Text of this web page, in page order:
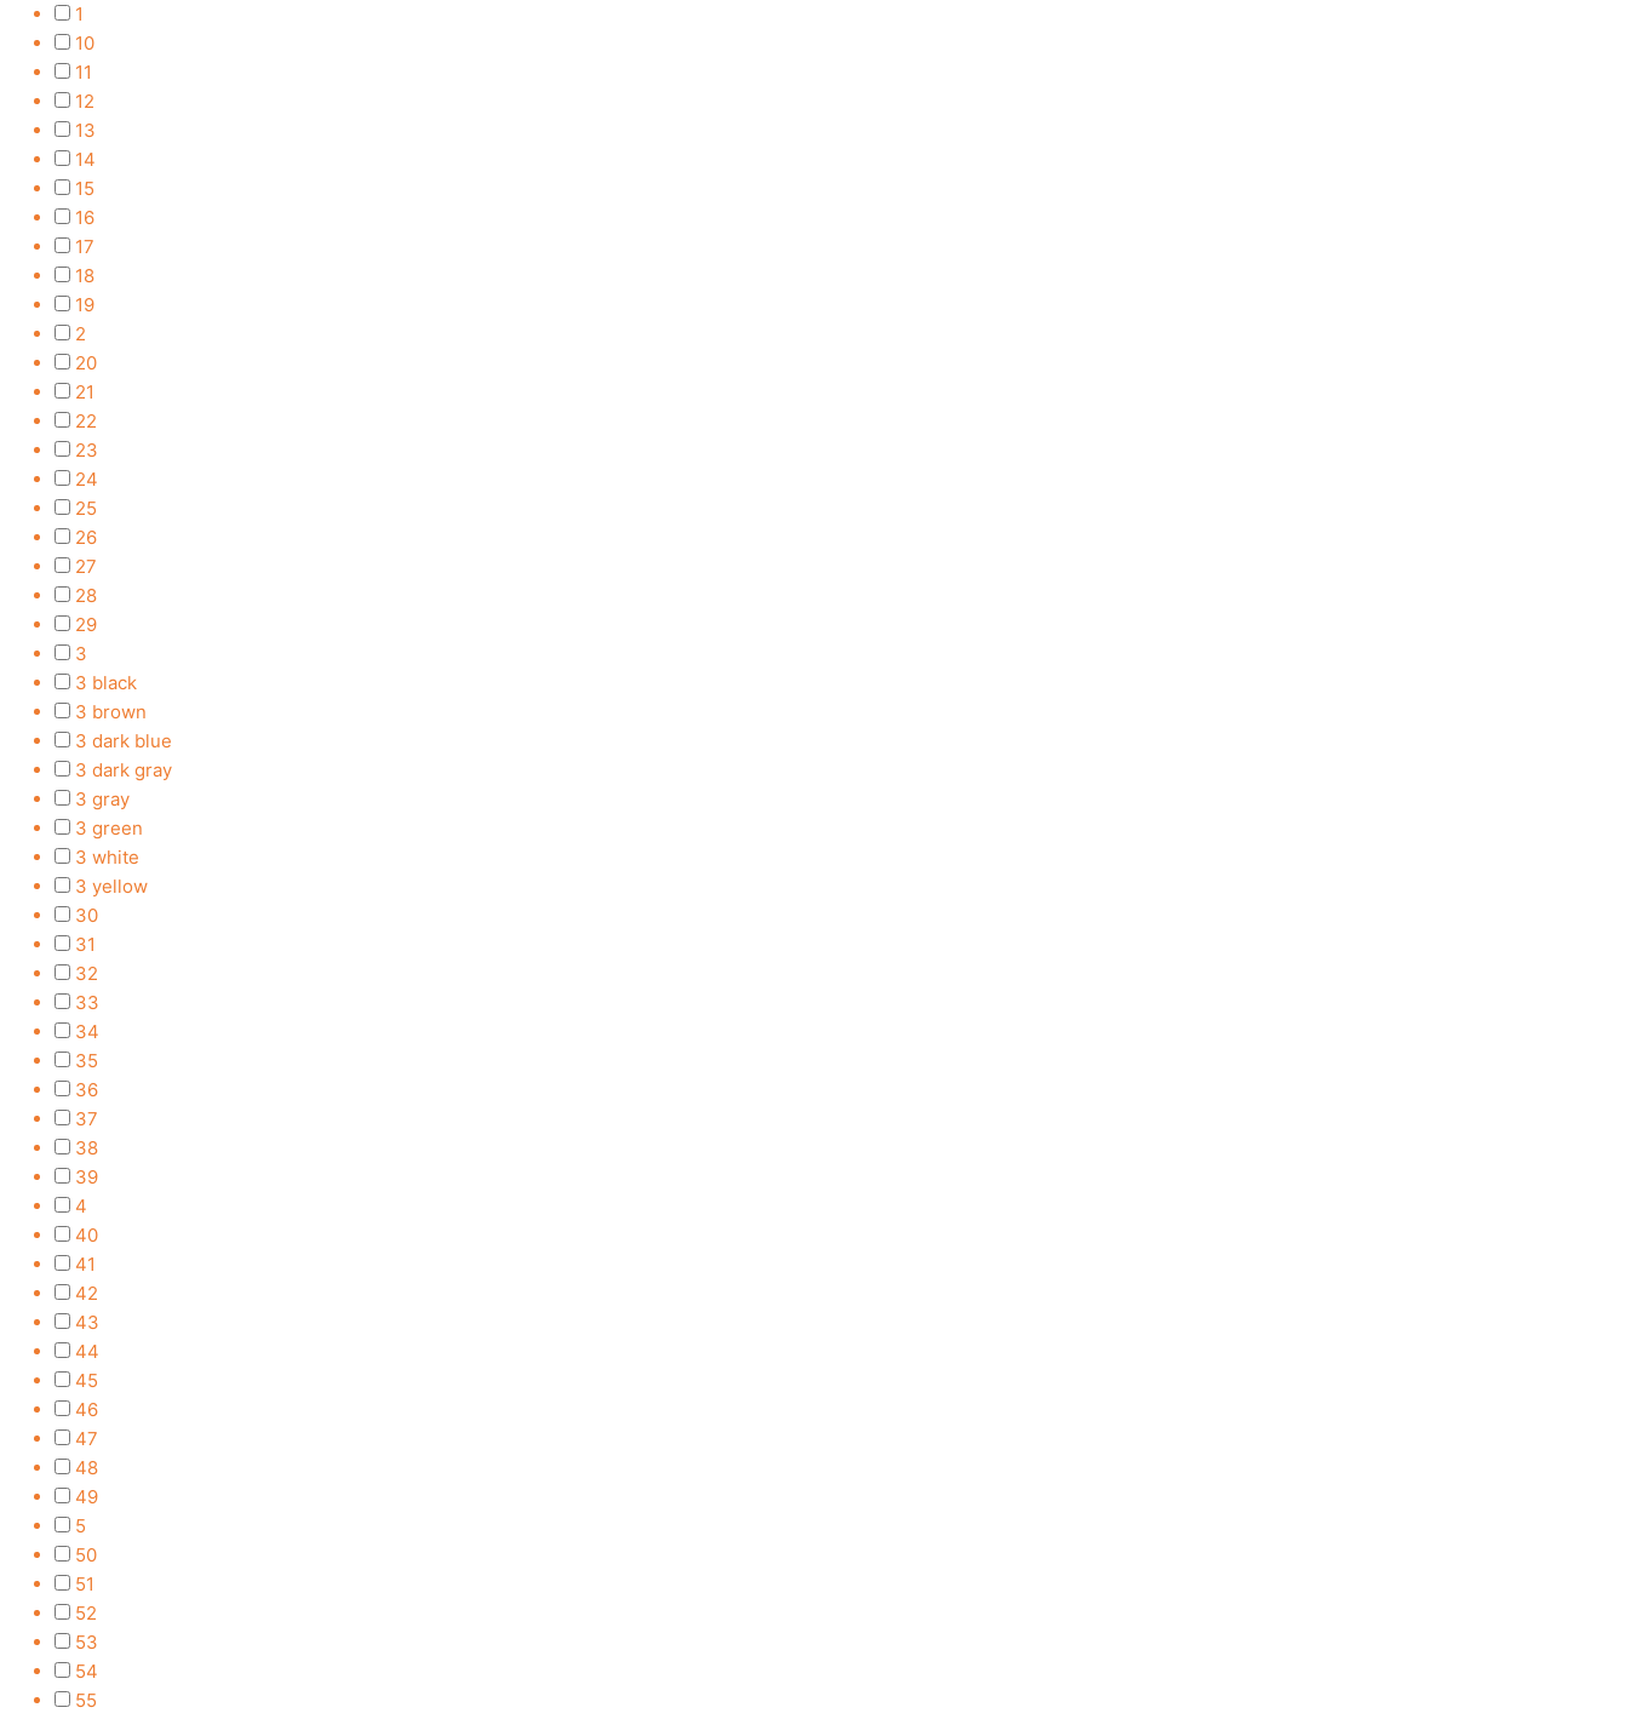
1
10
11
12
13
14
15
16
17
18
19
2
20
21
22
23
24
25
26
27
28
29
3
3 black
3 brown
3 dark blue
3 dark gray
3 gray
3 green
3 white
3 yellow
30
31
32
33
34
35
36
37
38
39
4
40
41
42
43
44
45
46
47
48
49
5
50
51
52
53
54
55